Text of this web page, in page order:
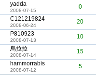
yadda
2008-07-15
0
C121219824
2008-06-24
20
P810923
2008-07-13
10
烏拉拉
2008-07-14
15
hammorrabis
2008-07-12
5